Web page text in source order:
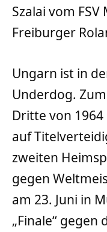
Szalai vom
Freiburger
Ungarn ist in
Underdog.
Dritte von 1964
auf
zweiten
gegen
am 23. Juni in
„Finale“ gegen